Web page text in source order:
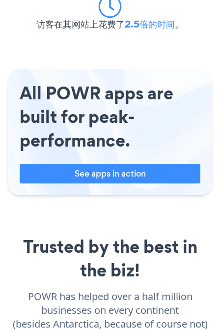
访客在其网站上花费了2.5倍的时间。
All POWR apps are
built for peak-
performance.
See apps in action
Trusted by the best in
the biz!
POWR has helped over a half million
businesses on every continent
(besides Antarctica, because of course not)